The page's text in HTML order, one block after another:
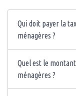
Qui doit payer la
ménagères ?
Quel est le
ménagères ?